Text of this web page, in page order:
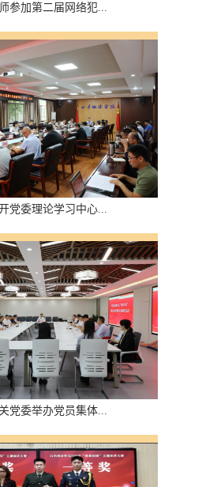
参加第二届网络犯...
党委理论学习中心...
党委举办党员集体...